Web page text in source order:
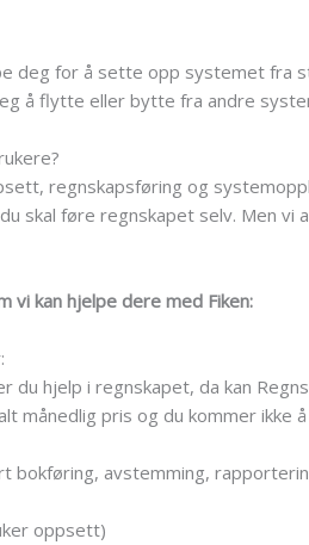
deg for å sette opp systemet
å flytte eller bytte fra andre
regnskapsføring og
skal føre regnskapet selv. Men
vi kan hjelpe dere med Fiken:
du hjelp i regnskapet, da kan
månedlig pris og du kommer ikke
bokføring, avstemming,
oppsett)